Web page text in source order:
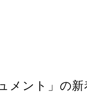
メント」の新